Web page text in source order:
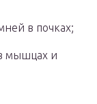
в почках;
мышцах и